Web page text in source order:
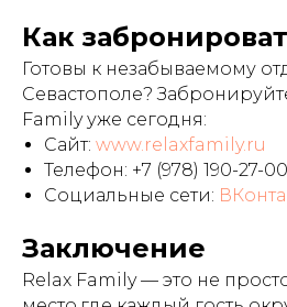
Как
Готовы к незабываемому
Севастополе?
Family уже сегодня:
Сайт: www.relaxfamily.ru
Телефон: +7 (978) 190-27-00
Социальные сети:
Заключение
Relax Family — это не